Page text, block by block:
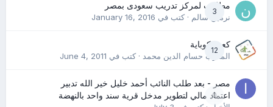
3
مطلوب لمركز تدريب سعودى بمصر
نرمين سالم· كتب في January 16, 2016
12
كعب كوباية
المدرب حسام الدين محمد· كتب في June 4, 2011
0
مصر - بعد طلب النائب أحمد خليل خير الله تدبير
اعتماد مالي لتطوير مدخل قرية سند واحد بالنهضة